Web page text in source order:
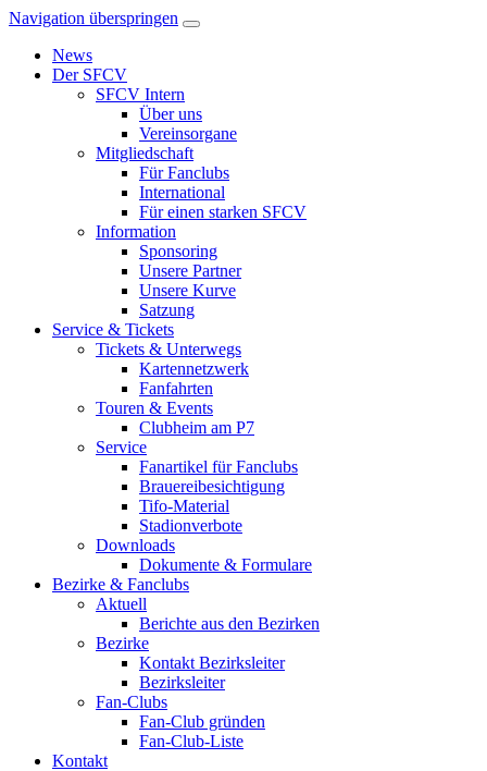
Navigation überspringen
News
Der SFCV
SFCV Intern
Über uns
Vereinsorgane
Mitgliedschaft
Für Fanclubs
International
Für einen starken SFCV
Information
Sponsoring
Unsere Partner
Unsere Kurve
Satzung
Service & Tickets
Tickets & Unterwegs
Kartennetzwerk
Fanfahrten
Touren & Events
Clubheim am P7
Service
Fanartikel für Fanclubs
Brauereibesichtigung
Tifo-Material
Stadionverbote
Downloads
Dokumente & Formulare
Bezirke & Fanclubs
Aktuell
Berichte aus den Bezirken
Bezirke
Kontakt Bezirksleiter
Bezirksleiter
Fan-Clubs
Fan-Club gründen
Fan-Club-Liste
Kontakt